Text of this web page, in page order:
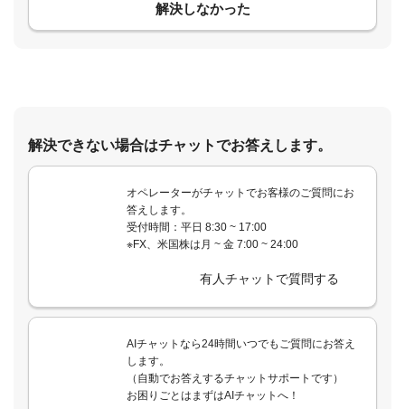
解決しなかった
解決できない場合はチャットでお答えします。
オペレーターがチャットでお客様のご質問にお
答えします。
受付時間：平日 8:30 ~ 17:00
※FX、米国株は月 ~ 金 7:00 ~ 24:00
有人チャットで質問する
AIチャットなら24時間いつでもご質問にお答え
します。
（自動でお答えするチャットサポートです）
お困りごとはまずはAIチャットへ！